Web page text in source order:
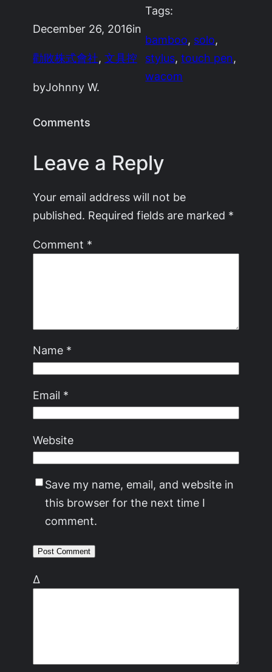
December 26, 2016in
勸敗株式會社, 文具控
byJohnny W.
Tags:
bamboo, solo
stylus, touch pen
wacom
Comments
Leave a Reply
Your email address will not be
published. Required fields are marked *
Comment *
Name *
Email *
Website
Save my name, email, and website in
this browser for the next time I
comment.
Δ